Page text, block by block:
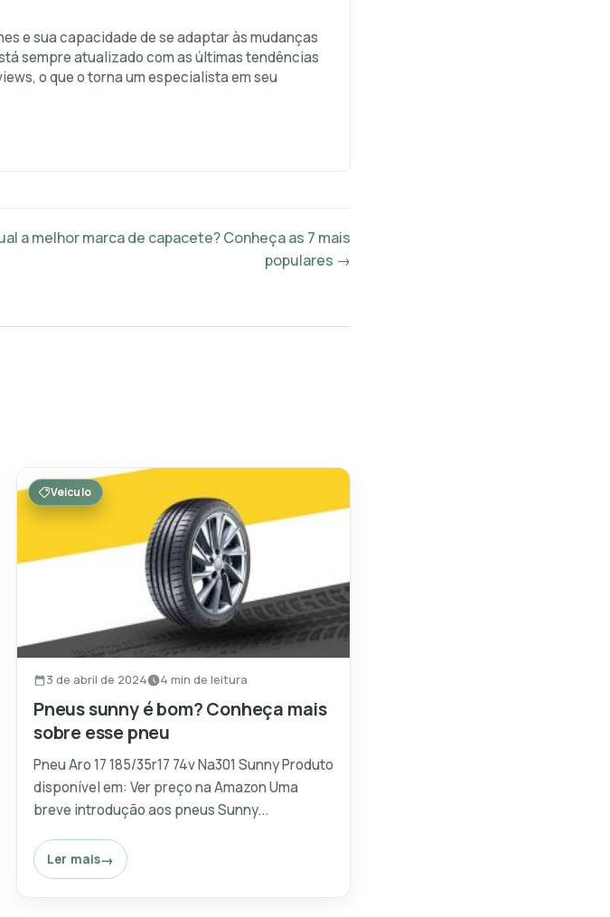
e sua capacidade de se adaptar às mudanças
sempre atualizado com as últimas tendências
o que o torna um especialista em seu
a melhor marca de capacete? Conheça as 7 mais
populares →
Veiculo
3 de abril de 2024 4 min de leitura
Pneus sunny é bom? Conheça mais
sobre esse pneu
Pneu Aro 17 185/35r17 74v Na301 Sunny Produto
disponível em: Ver preço na Amazon Uma
breve introdução aos pneus Sunny...
Ler mais